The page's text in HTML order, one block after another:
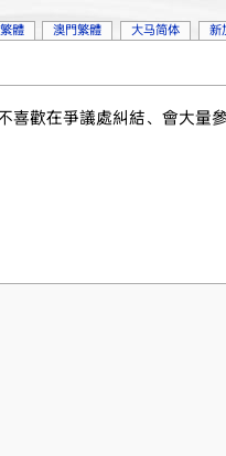
歡在爭議處糾結、會大量
體 澳門繁體 大马简体 新